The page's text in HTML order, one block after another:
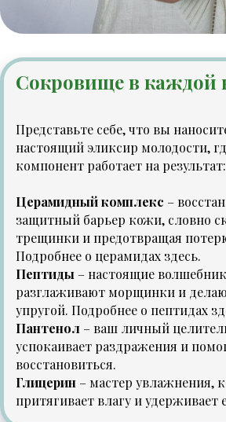
Сокровище в каждой
Представьте себе, что вы
настоящий эликсир молодости,
компонент работает на результат:
Церамидный комплекс –
защитный барьер кожи, словно
трещинки и предотвращая
Подробнее о церамидах здесь.
Пептиды – настоящие
разглаживают морщинки и
упругой. Подробнее о пептидах
Пантенол – ваш личный
успокаивает раздражения и
восстановиться.
Глицерин – мастер увлажнения,
притягивает влагу и удерживает